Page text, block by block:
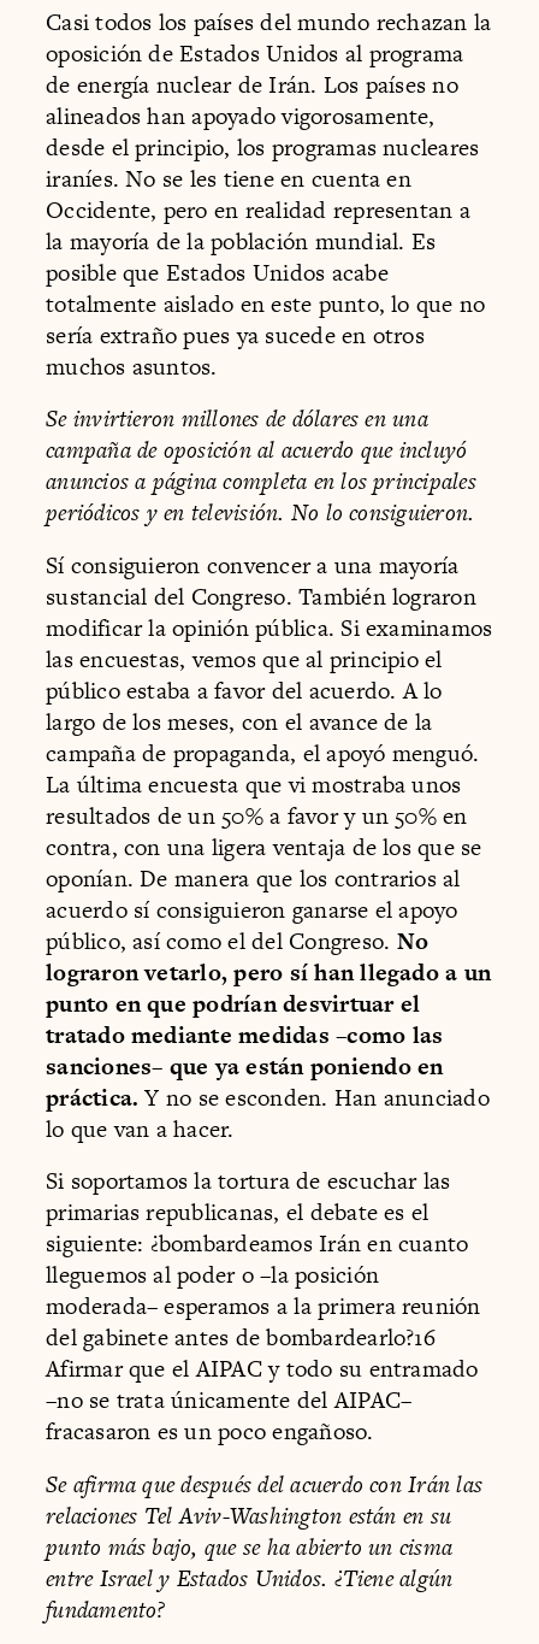
Casi todos los países del mundo rechazan la
oposición de Estados Unidos al programa
de energía nuclear de Irán. Los países no
alineados han apoyado vigorosamente,
desde el principio, los programas nucleares
iraníes. No se les tiene en cuenta en
Occidente, pero en realidad representan a
la mayoría de la población mundial. Es
posible que Estados Unidos acabe
totalmente aislado en este punto, lo que no
sería extraño pues ya sucede en otros
muchos asuntos.
Se invirtieron millones de dólares en una
campaña de oposición al acuerdo que incluyó
anuncios a página completa en los prin­cipales
periódicos y en televisión. No lo consiguieron.
Sí consiguieron convencer a una mayoría
sustancial del Congreso. También lograron
modificar la opinión pública. Si examinamos
las encuestas, vemos que al principio el
público estaba a favor del acuerdo. A lo
largo de los meses, con el avance de la
campaña de propaganda, el apoyó menguó.
La última encuesta que vi mostraba unos
resultados de un 50% a favor y un 50% en
contra, con una ligera ventaja de los que se
oponían. De manera que los contrarios al
acuerdo sí consiguieron ganarse el apoyo
público, así como el del Congreso. No
lograron vetarlo, pero sí han llegado a un
punto en que podrían desvirtuar el
tratado mediante medidas –como las
sanciones– que ya están poniendo en
práctica.Y no se esconden. Han anunciado
lo que van a hacer.
Si soportamos la tortura de escuchar las
primarias republicanas, el debate es el
siguiente: ¿bombardeamos Irán en cuanto
lleguemos al poder o –la posición
moderada– esperamos a la primera reunión
del gabinete antes de bombardearlo?16
Afirmar que el AIPAC y todo su entramado
–no se trata únicamente del AIPAC–
fracasaron es un poco engañoso.
Se afirma que después del acuerdo con Irán las
relaciones Tel Aviv­-Washington están en su
punto más bajo, que se ha abierto un cisma
entre Israel y Estados Unidos. ¿Tiene algún
fundamento?